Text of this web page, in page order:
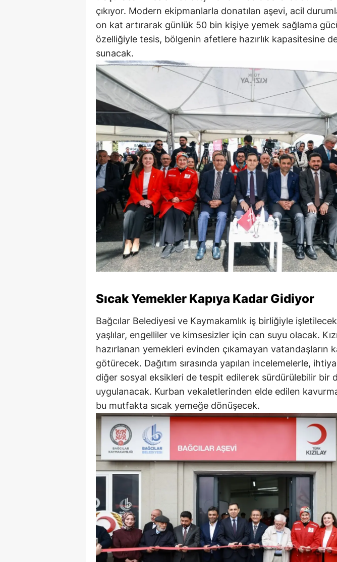
çıkıyor. Modern ekipmanlarla donatılan aşevi, acil
on kat artırarak günlük 50 bin kişiye yemek sağlama
özelliğiyle tesis, bölgenin afetlere hazırlık kapasitesine
sunacak.
Sıcak Yemekler Kapıya Kadar Gidiyor
Bağcılar Belediyesi ve Kaymakamlık iş birliğiyle
yaşlılar, engelliler ve kimsesizler için can suyu olacak.
hazırlanan yemekleri evinden çıkamayan vatandaşların
götürecek. Dağıtım sırasında yapılan incelemelerle,
diğer sosyal eksikleri de tespit edilerek sürdürülebilir bir
uygulanacak. Kurban vekaletlerinden elde edilen
bu mutfakta sıcak yemeğe dönüşecek.